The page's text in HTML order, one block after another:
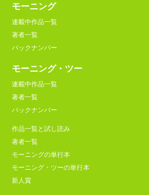
モーニング
連載中作品一覧
著者一覧
バックナンバー
モーニング・ツー
連載中作品一覧
著者一覧
バックナンバー
作品一覧と試し読み
著者一覧
モーニングの単行本
モーニング・ツーの単行本
新人賞